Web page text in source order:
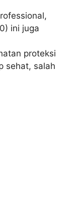
ini juga
proteksi
sehat, salah